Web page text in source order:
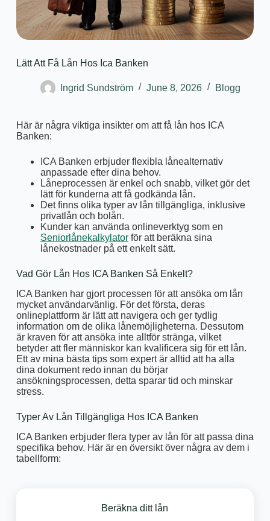
Lätt Att Få Lån Hos Ica Banken
Ingrid Sundström June 8, 2026 Blogg
Här är några viktiga insikter om att få lån hos ICA
Banken:
ICA Banken erbjuder flexibla lånealternativ
anpassade efter dina behov.
Låneprocessen är enkel och snabb, vilket gör det
lätt för kunderna att få godkända lån.
Det finns olika typer av lån tillgängliga, inklusive
privatlån och bolån.
Kunder kan använda onlineverktyg som en
Seniorlånekalkylatorför att beräkna sina
lånekostnader på ett enkelt sätt.
Vad Gör Lån Hos ICA Banken Så Enkelt?
ICA Banken har gjort processen för att ansöka om lån
mycket användarvänlig. För det första, deras
onlineplattform är lätt att navigera och ger tydlig
information om de olika lånemöjligheterna. Dessutom
är kraven för att ansöka inte alltför stränga, vilket
betyder att fler människor kan kvalificera sig för ett lån.
Ett av mina bästa tips som expert är alltid att ha alla
dina dokument redo innan du börjar
ansökningsprocessen, detta sparar tid och minskar
stress.
Typer Av Lån Tillgängliga Hos ICA Banken
ICA Banken erbjuder flera typer av lån för att passa dina
specifika behov. Här är en översikt över några av dem i
tabellform:
Beräkna ditt lån